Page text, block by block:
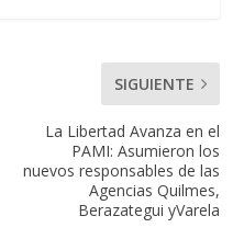
SIGUIENTE
La Libertad Avanza en el
PAMI: Asumieron los
nuevos responsables de las
Agencias Quilmes,
Berazategui yVarela